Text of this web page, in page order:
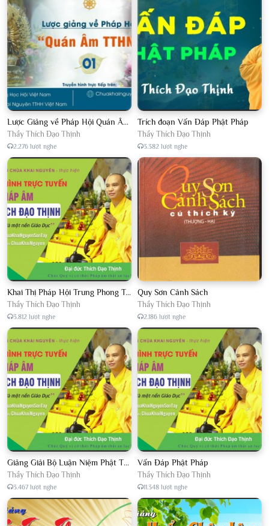
Lược Giảng về Pháp Hội Quán Âm TTHN lần 2
Thầy Thích Đạo Thịnh
2.276 lượt nghe
Trích đoạn Vấn Đáp Phật Pháp
Thầy Thích Đạo Thịnh
3.382 lượt nghe
Khai Thị Pháp Hội Trung Phong Tam Thời Hệ Niệm
Thầy Thích Đạo Thịnh
3.812 lượt nghe
Quy Sơn Cảnh Sách
Thầy Thích Đạo Thịnh
2.186 lượt nghe
Giảng Giải Bộ Luận Niệm Phật Thập Yếu Năm 2018
Thầy Thích Đạo Thịnh
3.467 lượt nghe
Vấn Đáp Phật Pháp
Thầy Thích Đạo Thịnh
11.348 lượt nghe